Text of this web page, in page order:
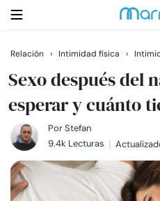
Buscar
Casarse
Relaciones
Relación › Intimidad física ›
Sexo después del
esperar y cuánto
PorStefan
9.4k Lecturas